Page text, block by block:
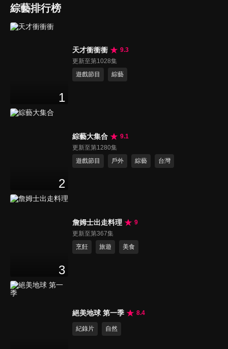
綜藝排行榜
1
天才衝衝衝
9.3
更新至第1028集
遊戲節目
綜藝
2
綜藝大集合
9.1
更新至第1280集
遊戲節目
戶外 綜藝 台灣
3
詹姆士出走料理
9
更新至第367集
烹飪
旅遊 美食
絕美地球 第一季 8.4
紀錄片 自然